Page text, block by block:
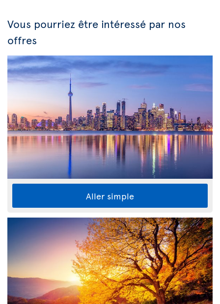
Vous pourriez être intéressé par nos
offres
Aller simple